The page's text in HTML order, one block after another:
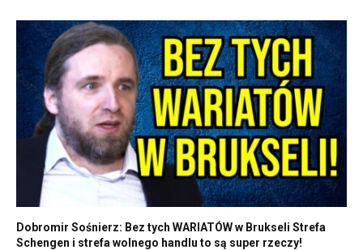
Dobromir Sośnierz: Bez tych WARIATÓW w Brukseli Strefa
Schengen i strefa wolnego handlu to są super rzeczy!